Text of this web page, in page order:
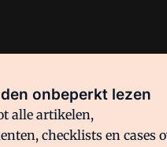
onbeperkt lezen
alle artikelen,
checklists en cases